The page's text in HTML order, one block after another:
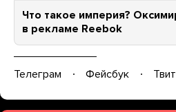
Что такое империя?
в рекламе Reebok
Телеграм Фейсбук